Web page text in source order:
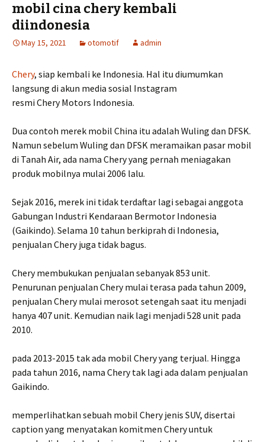
mobil cina chery kembali
diindonesia
May 15, 2021 otomotif admin
Chery, siap kembali ke Indonesia. Hal itu diumumkan
langsung di akun media sosial Instagram
resmi Chery Motors Indonesia.
Dua contoh merek mobil China itu adalah Wuling dan DFSK.
Namun sebelum Wuling dan DFSK meramaikan pasar mobil
di Tanah Air, ada nama Chery yang pernah meniagakan
produk mobilnya mulai 2006 lalu.
Sejak 2016, merek ini tidak terdaftar lagi sebagai anggota
Gabungan Industri Kendaraan Bermotor Indonesia
(Gaikindo). Selama 10 tahun berkiprah di Indonesia,
penjualan Chery juga tidak bagus.
Chery membukukan penjualan sebanyak 853 unit.
Penurunan penjualan Chery mulai terasa pada tahun 2009,
penjualan Chery mulai merosot setengah saat itu menjadi
hanya 407 unit. Kemudian naik lagi menjadi 528 unit pada
2010.
pada 2013-2015 tak ada mobil Chery yang terjual. Hingga
pada tahun 2016, nama Chery tak lagi ada dalam penjualan
Gaikindo.
memperlihatkan sebuah mobil Chery jenis SUV, disertai
caption yang menyatakan komitmen Chery untuk